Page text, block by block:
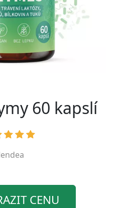
60 kapslí
CENU